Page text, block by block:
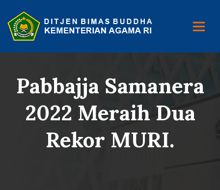
Pabbajja Samanera
2022 Meraih Dua
Rekor MURI.